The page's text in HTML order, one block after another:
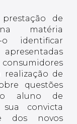
de
matéria
o identificar
realização de
questões
o aluno de
convicta
dos novos